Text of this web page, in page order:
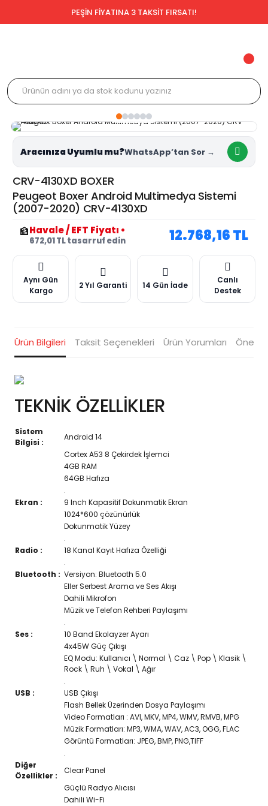
PEŞİN FİYATINA 3 TAKSİT FIRSATI!
Aracınıza Uyumlu mu?
CRV-4130XD BOXER
Peugeot Boxer Android Multimedya Sistemi
(2007-2020) CRV-4130XD
🏦Havale / EFT Fiyatı •
672,01 TL tasarruf edin 12.768,16 TL
Aynı Gün
Kargo
2 Yıl Garanti 14 Gün İade
Canlı
Destek
Ürün Bilgileri Taksit Seçenekleri Ürün Yorumları
TEKNİK ÖZELLİKLER
Sistem
Bilgisi :
Android 14
Cortex A53 8 Çekirdek İşlemci
4GB RAM
64GB Hafıza
.
Ekran :
9 Inch Kapasitif Dokunmatik Ekran
1024*600 çözünürlük
Dokunmatik Yüzey
.
Radio :
18 Kanal Kayıt Hafıza Özelliği
.
Bluetooth : Versiyon: Bluetooth 5.0
Eller Serbest Arama ve Ses Akışı
Dahili Mikrofon
Müzik ve Telefon Rehberi Paylaşımı
.
Ses :
10 Band Ekolayzer Ayarı
4x45W Güç Çıkışı
EQ Modu: Kullanıcı \ Normal \ Caz \ Pop \ Klasik \
Rock \ Ruh \ Vokal \ Ağır
.
USB :
USB Çıkışı
Flash Bellek Üzerinden Dosya Paylaşımı
Video Formatları : AVI, MKV, MP4, WMV, RMVB, MPG
Müzik Formatları: MP3, WMA, WAV, AC3, OGG, FLAC
Görüntü Formatları: JPEG, BMP, PNG,TIFF
.
Diğer
Özellikler :
Clear Panel
Güçlü Radyo Alıcısı
Dahili Wi-Fi